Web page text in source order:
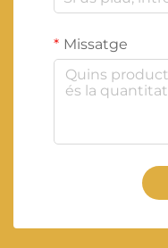
Missatge